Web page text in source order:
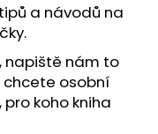
a návodů na
napiště nám to
chcete osobní
koho kniha